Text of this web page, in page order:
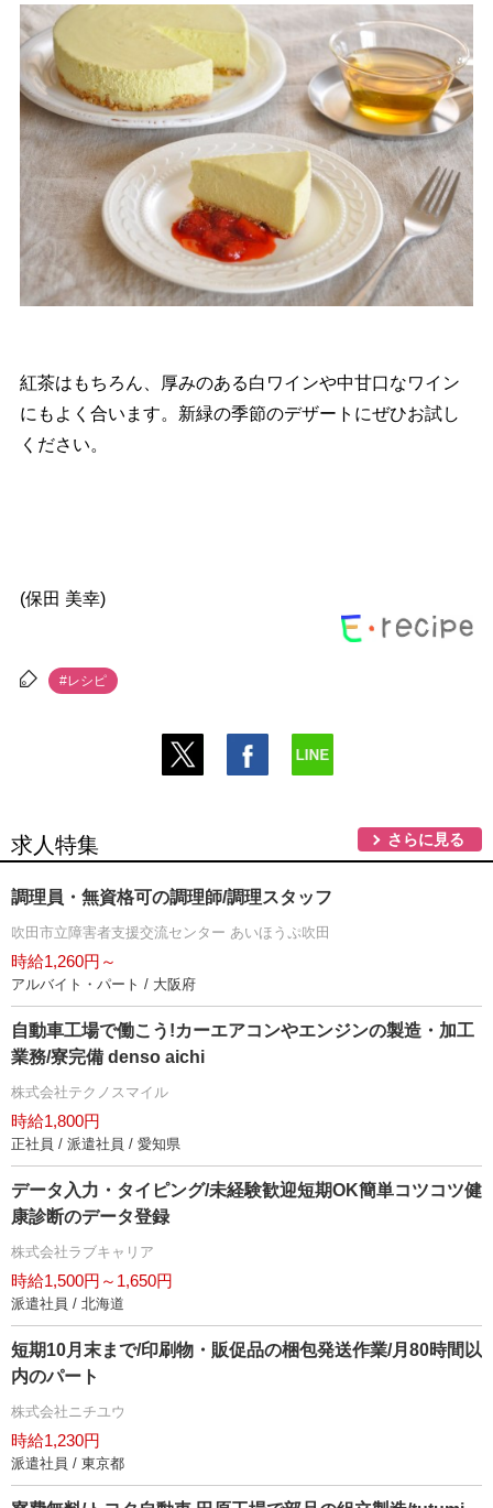
紅茶はもちろん、厚みのある白ワインや中甘口なワイン
にもよく合います。新緑の季節のデザートにぜひお試し
ください。
(保田 美幸)
#レシピ
求人特集 さらに見る
調理員・無資格可の調理師/調理スタッフ
吹田市立障害者支援交流センター あいほうぷ吹田
時給1,260円～
アルバイト・パート / 大阪府
自動車工場で働こう!カーエアコンやエンジンの製造・加工
業務/寮完備 denso aichi
株式会社テクノスマイル
時給1,800円
正社員 / 派遣社員 / 愛知県
データ入力・タイピング/未経験歓迎短期OK簡単コツコツ健
康診断のデータ登録
株式会社ラブキャリア
時給1,500円～1,650円
派遣社員 / 北海道
短期10月末まで/印刷物・販促品の梱包発送作業/月80時間以
内のパート
株式会社ニチユウ
時給1,230円
派遣社員 / 東京都